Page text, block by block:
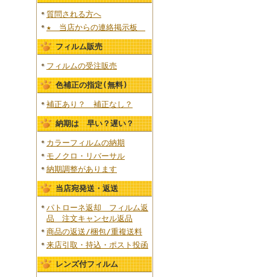
質問される方へ
★ 当店からの連絡掲示板
フィルム販売
フィルムの受注販売
色補正の指定(無料)
補正あり？ 補正なし？
納期は 早い？遅い？
カラーフィルムの納期
モノクロ・リバーサル
納期調整があります
当店宛発送・返送
パトローネ返却 フィルム返
品 注文キャンセル返品
商品の返送/梱包/重複送料
来店引取・持込・ポスト投函
レンズ付フィルム